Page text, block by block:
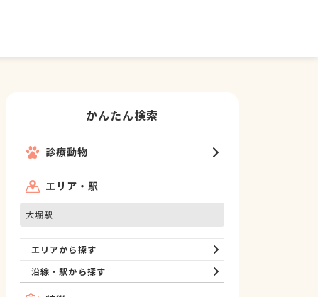
かんたん検索
診療動物
エリア・駅
大堀駅
エリアから探す
沿線・駅から探す